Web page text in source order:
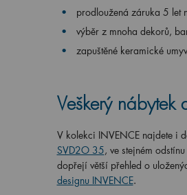
prodloužená záruka 5 let
výběr z mnoha dekorů,
zapuštěné keramické
Veškerý nábytek
V kolekci INVENCE najdete i
SVD2O 35, ve stejném
dopřejí větší přehled o
designu INVENCE.